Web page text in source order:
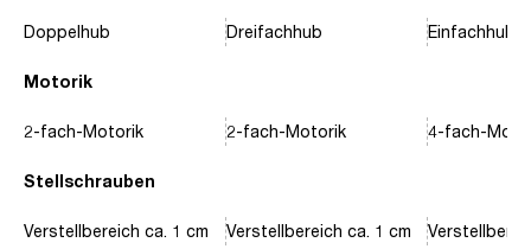
Motorik
Stellschrauben
Doppelhub
2-fach-Motorik
Verstellbereich ca. 1 cm
Dreifachhub
2-fach-Motorik
Verstellbereich ca. 1 cm
Einfachhub
4-fach-